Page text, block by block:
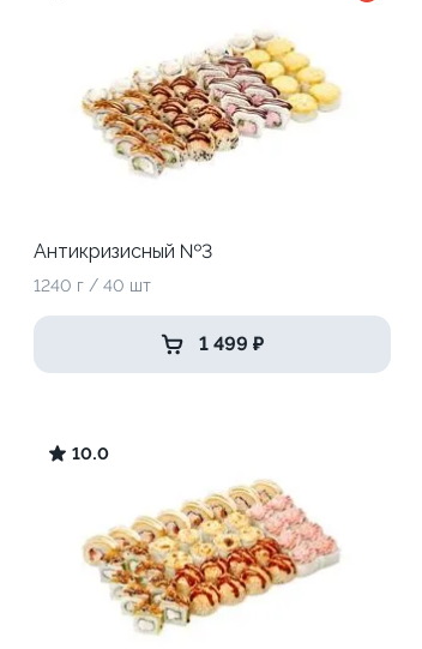
Антикризисный №3
1240 г / 40 шт
1 499 ₽
10.0